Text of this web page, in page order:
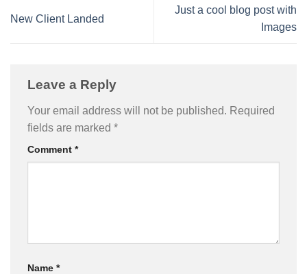
New Client Landed
Just a cool blog post with
Images
Leave a Reply
Your email address will not be published. Required
fields are marked *
Comment *
Name *